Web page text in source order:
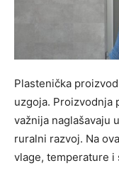
Plastenička
uzgoja. Proizvodnja
važnija naglašavaju
ruralni razvoj. Na
vlage, temperature i